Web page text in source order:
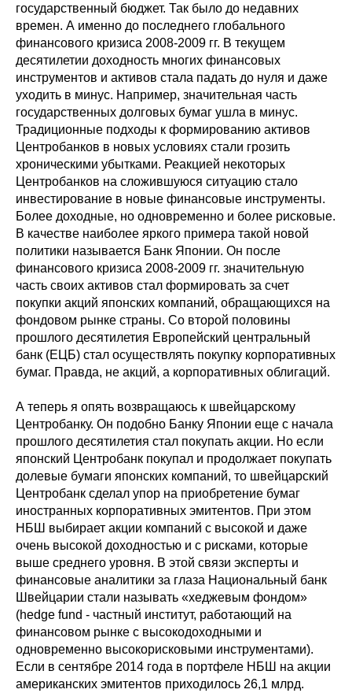
государственный бюджет. Так было до недавних
времен. А именно до последнего глобального
финансового кризиса 2008-2009 гг. В текущем
десятилетии доходность многих финансовых
инструментов и активов стала падать до нуля и даже
уходить в минус. Например, значительная часть
государственных долговых бумаг ушла в минус.
Традиционные подходы к формированию активов
Центробанков в новых условиях стали грозить
хроническими убытками. Реакцией некоторых
Центробанков на сложившуюся ситуацию стало
инвестирование в новые финансовые инструменты.
Более доходные, но одновременно и более рисковые.
В качестве наиболее яркого примера такой новой
политики называется Банк Японии. Он после
финансового кризиса 2008-2009 гг. значительную
часть своих активов стал формировать за счет
покупки акций японских компаний, обращающихся на
фондовом рынке страны. Со второй половины
прошлого десятилетия Европейский центральный
банк (ЕЦБ) стал осуществлять покупку корпоративных
бумаг. Правда, не акций, а корпоративных облигаций.
А теперь я опять возвращаюсь к швейцарскому
Центробанку. Он подобно Банку Японии еще с начала
прошлого десятилетия стал покупать акции. Но если
японский Центробанк покупал и продолжает покупать
долевые бумаги японских компаний, то швейцарский
Центробанк сделал упор на приобретение бумаг
иностранных корпоративных эмитентов. При этом
НБШ выбирает акции компаний с высокой и даже
очень высокой доходностью и с рисками, которые
выше среднего уровня. В этой связи эксперты и
финансовые аналитики за глаза Национальный банк
Швейцарии стали называть «хеджевым фондом»
(hedge fund - частный институт, работающий на
финансовом рынке с высокодоходными и
одновременно высокорисковыми инструментами).
Если в сентябре 2014 года в портфеле НБШ на акции
американских эмитентов приходилось 26,1 млрд.